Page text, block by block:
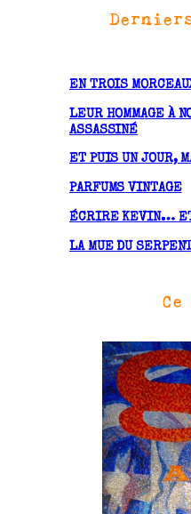
v
s
EN TROIS
LEUR HOMMAGE À
ASSASSINÉ
ET PUIS UN JOUR,
PARFUMS VINTAGE
ÉCRIRE KEVIN…
LA MUE DU